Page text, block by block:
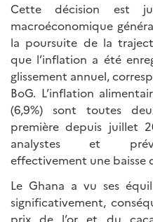
Cette décision est
macroéconomique
la poursuite de la
que l’inflation a été
glissement annuel,
BoG. L’inflation
(6,9%) sont toutes
première depuis juillet
analystes et
effectivement une baisse
Le Ghana a vu ses
significativement,
prix de l’or et du